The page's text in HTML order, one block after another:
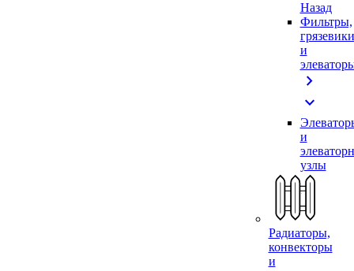
Назад
Фильтры,
грязевики
и
chevron_right
expand_more
и
узлы
Радиаторы,
конвекторы
и